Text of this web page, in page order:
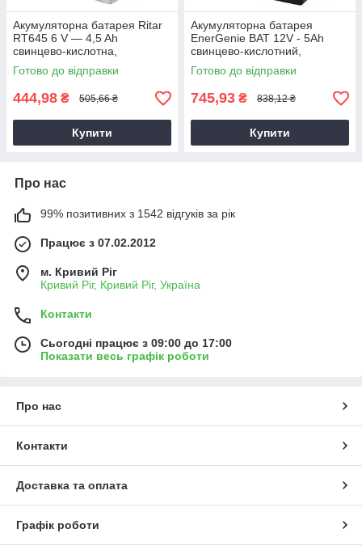
Акумуляторна батарея Ritar
RT645 6 V — 4,5 Ah
свинцево-кислотна,
Свинцево-кислотний
акумулятор
Готово до відправки
444,98 ₴ 505,66 ₴
Купити
Акумуляторна батарея
EnerGenie BAT 12V - 5Ah
свинцево-кислотний,
акумулятор для електроніки
Готово до відправки
745,93 ₴ 838,12 ₴
Купити
Про нас
99% позитивних з 1542 відгуків за рік
Працює з 07.02.2012
м. Кривий Ріг
Кривий Ріг, Кривий Ріг, Україна
Контакти
Сьогодні працює з 09:00 до 17:00
Показати весь графік роботи
Про нас
Контакти
Доставка та оплата
Графік роботи